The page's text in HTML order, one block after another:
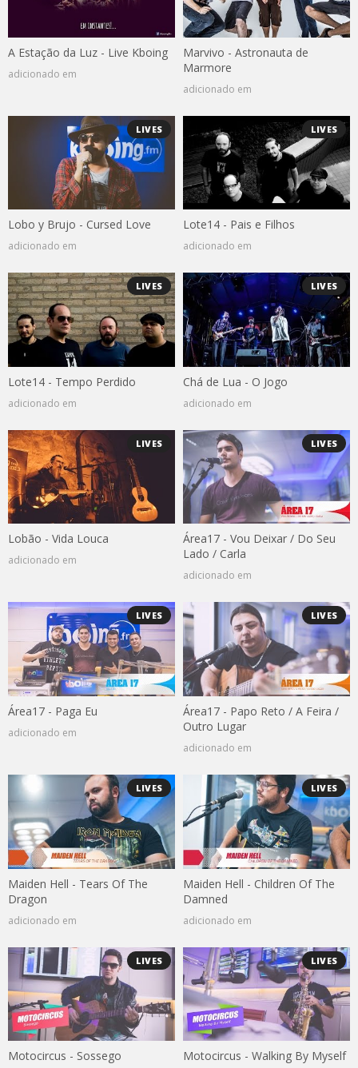
A Estação da Luz - Live Kboing
adicionado em
Marvivo - Astronauta de
Marmore
adicionado em
LIVES
Lobo y Brujo - Cursed Love
adicionado em
LIVES
Lote14 - Pais e Filhos
adicionado em
LIVES
Lote14 - Tempo Perdido
adicionado em
LIVES
Chá de Lua - O Jogo
adicionado em
LIVES
Lobão - Vida Louca
adicionado em
LIVES
Área17 - Vou Deixar / Do Seu
Lado / Carla
adicionado em
LIVES
Área17 - Paga Eu
adicionado em
LIVES
Área17 - Papo Reto / A Feira /
Outro Lugar
adicionado em
LIVES
Maiden Hell - Tears Of The
Dragon
adicionado em
LIVES
Maiden Hell - Children Of The
Damned
adicionado em
LIVES
Motocircus - Sossego
LIVES
Motocircus - Walking By Myself